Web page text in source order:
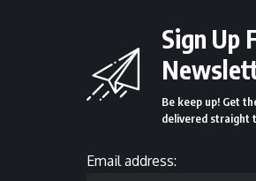
Sign Up
Be keep up! Get
delivered straight
Email address: